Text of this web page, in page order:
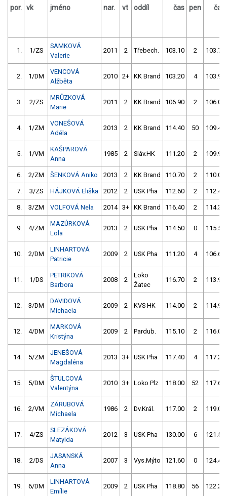
por. vk jméno nar. vt oddíl čas pen čas
1. 1/ZS
SAMKOVÁ
Valerie
2011 2 Třebech. 103.10 2 103.70
2. 1/DM
VENCOVÁ
Alžběta
2010 2+ KK Brand 103.20 4 103.90
3. 2/ZS
MRŮZKOVÁ
Marie
2011 2 KK Brand 106.90 2 106.00
4. 1/ZM
VONEŠOVÁ
Adéla
2013 2 KK Brand 114.40 50 109.40
5. 1/VM
KAŠPAROVÁ
Anna
1985 2 Sláv.HK 111.20 2 109.90
6. 2/ZM ŠENKOVÁ Aniko 2013 2 KK Brand 110.70 2 110.00
7. 3/ZS HÁJKOVÁ Eliška 2012 2 USK Pha 112.60 2 112.40
8. 3/ZM VOLFOVÁ Nela 2014 3+ KK Brand 116.40 2 114.30
9. 4/ZM
MAZÚRKOVÁ
Lola
2013 2 USK Pha 114.50 0 115.50
10. 2/DM
LINHARTOVÁ
Patricie
2009 2 USK Pha 111.20 4 106.60
11. 1/DS
PETRIKOVÁ
Barbora
2008 2
Loko
Žatec
116.70 2 113.90
12. 3/DM
DAVIDOVÁ
Michaela
2009 2 KVS HK 114.00 2 114.90
12. 4/DM
MARKOVÁ
Kristýna
2009 2 Pardub. 115.10 2 116.00
14. 5/ZM
JENEŠOVÁ
Magdaléna
2013 3+ USK Pha 117.40 4 117.20
15. 5/DM
ŠTULCOVÁ
Valentýna
2010 3+ Loko Plz 118.00 52 117.60
16. 2/VM
ZÁRUBOVÁ
Michaela
1986 2 Dv.Král. 117.00 2 119.00
17. 4/ZS
SLEZÁKOVÁ
Matylda
2012 3 USK Pha 130.00 6 121.50
18. 2/DS
JASANSKÁ
Anna
2007 3 Vys.Mýto 121.60 0 124.40
19. 6/DM
LINHARTOVÁ
Emílie
2009 2 USK Pha 118.80 56 122.20